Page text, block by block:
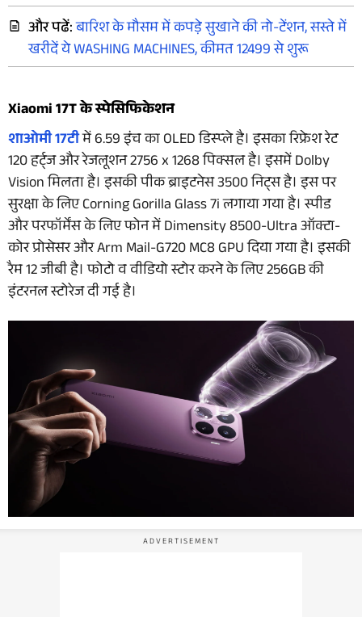
और पढें:बारिश के मौसम में कपड़े सुखाने की नो-टेंशन, सस्ते में
खरीदें ये WASHING MACHINES, कीमत 12499 से शुरू
Xiaomi 17T के स्पेसिफिकेशन
शाओमी 17टीमें 6.59 इंच का OLED डिस्प्ले है। इसका रिफ्रेश रेट
120 हर्ट्ज और रेजलूशन 2756 x 1268 पिक्सल है। इसमें Dolby
Vision मिलता है। इसकी पीक ब्राइटनेस 3500 निट्स है। इस पर
सुरक्षा के लिए Corning Gorilla Glass 7i लगाया गया है। स्पीड
और परफॉर्मेंस के लिए फोन में Dimensity 8500-Ultra ऑक्टा-
कोर प्रोसेसर और Arm Mail-G720 MC8 GPU दिया गया है। इसकी
रैम 12 जीबी है। फोटो व वीडियो स्टोर करने के लिए 256GB की
इंटरनल स्टोरेज दी गई है।